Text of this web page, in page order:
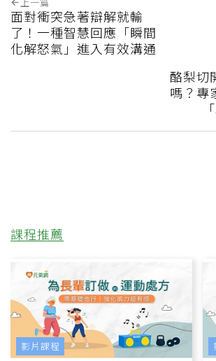
面對衝突急著辯解就輸
了！一種智慧回應「瞬間
化解怒氣」進入有效溝通
酪梨切
嗎？專
課程推薦
影片課程